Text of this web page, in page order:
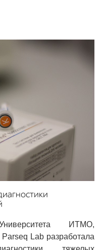
ИТМО,
Lab разработала